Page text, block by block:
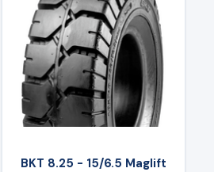
BKT 8.25 - 15/6.5 Maglift